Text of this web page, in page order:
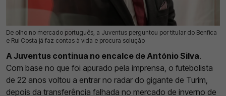
De olho no mercado português, a Juventus perguntou por titular do Benfica
e Rui Costa já faz contas à vida e procura solução
19 Mai 2026 | 12:47 | 0
A Juventus continua no encalce de António Silva.
Com base no que foi apurado pela imprensa, o futebolista
de 22 anos voltou a entrar no radar do gigante de Turim,
depois da transferência falhada no mercado de inverno de